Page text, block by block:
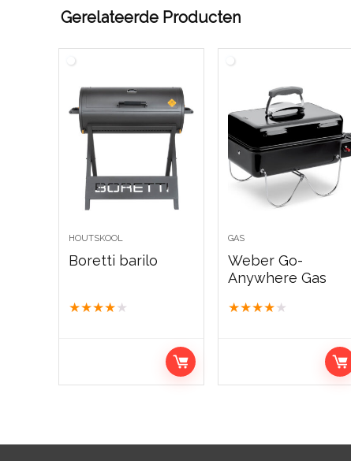
Gerelateerde Producten
HOUTSKOOL
Boretti barilo
★★★★ ★
GAS
Weber Go-
Anywhere Gas
★★★★ ★